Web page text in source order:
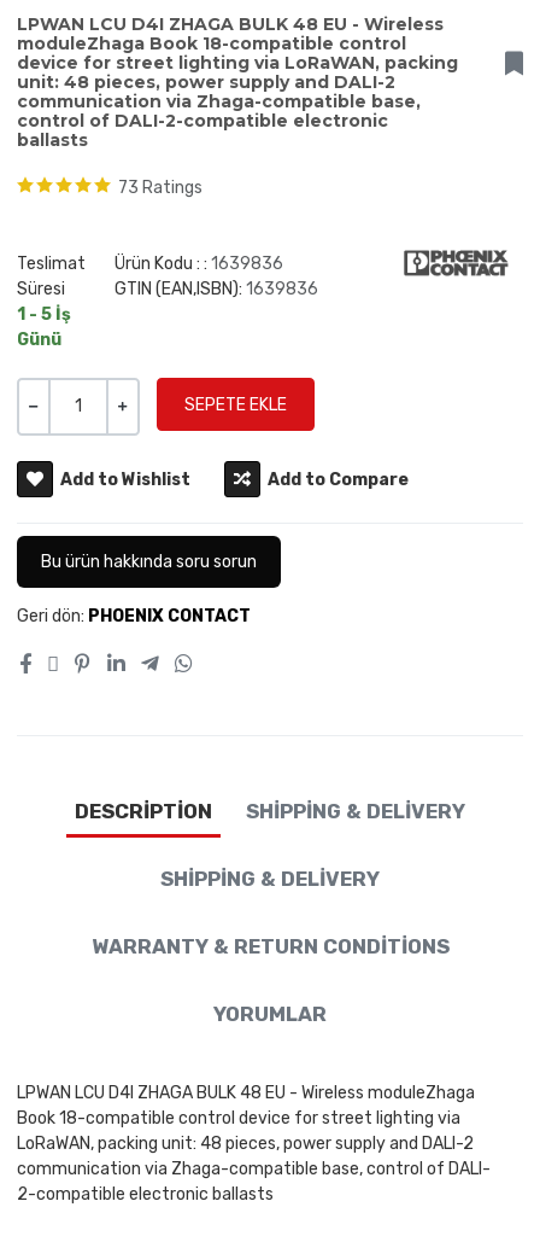
LPWAN LCU D4I ZHAGA BULK 48 EU - Wireless
moduleZhaga Book 18-compatible control
device for street lighting via LoRaWAN, packing
unit: 48 pieces, power supply and DALI-2
communication via Zhaga-compatible base,
control of DALI-2-compatible electronic
ballasts
73 Ratings
Teslimat
Süresi
1 - 5 İş
Günü
Ürün Kodu : : 1639836
GTIN (EAN,ISBN): 1639836
Add to Wishlist Add to Compare
Bu ürün hakkında soru sorun
Geri dön: PHOENIX CONTACT
DESCRIPTION SHIPPING & DELIVERY
SHIPPING & DELIVERY
WARRANTY & RETURN CONDITIONS
YORUMLAR
LPWAN LCU D4I ZHAGA BULK 48 EU - Wireless moduleZhaga
Book 18-compatible control device for street lighting via
LoRaWAN, packing unit: 48 pieces, power supply and DALI-2
communication via Zhaga-compatible base, control of DALI-
2-compatible electronic ballasts